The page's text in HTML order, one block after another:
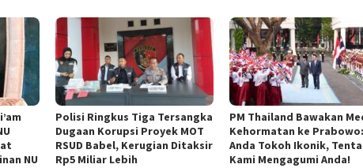
NU
Polisi Ringkus Tiga Tersangka
Dugaan Korupsi Proyek MOT
RSUD Babel, Kerugian Ditaksir
Rp5 Miliar Lebih
PM Thailand Bawakan
Kehormatan ke Prabowo:
Anda Tokoh Ikonik,
Kami Mengagumi Anda!